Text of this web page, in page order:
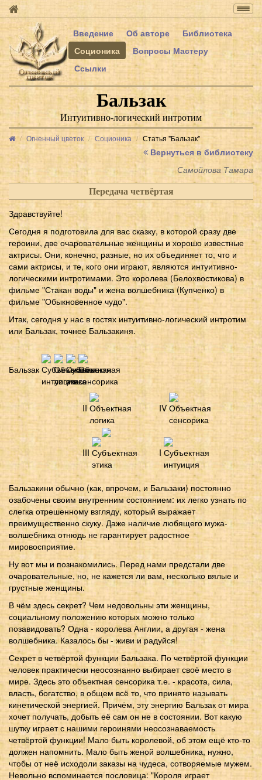
Введение
Об авторе
Библиотека
Соционика
Вопросы Мастеру
Ссылки
Бальзак
Интуитивно-логический интротим
Огненный цветок Соционика Статья "Бальзак"
Вернуться в библиотеку
Самойлова Тамара
Передача четвёртая
Здравствуйте!
Сегодня я подготовила для вас сказку, в которой сразу две
героини, две очаровательные женщины и хорошо известные
актрисы. Они, конечно, разные, но их объединяет то, что и
сами актрисы, и те, кого они играют, являются интуитивно-
логическими интротимами. Это королева (Белохвостикова) в
фильме "Стакан воды" и жена волшебника (Купченко) в
фильме "Обыкновенное чудо".
Итак, сегодня у нас в гостях интуитивно-логический интротим
или Бальзак, точнее Бальзакиня.
Бальзак
II IV
III I
Бальзакини обычно (как, впрочем, и Бальзаки) постоянно
озабочены своим внутренним состоянием: их легко узнать по
слегка отрешенному взгляду, который выражает
преимущественно скуку. Даже наличие любящего мужа-
волшебника отнюдь не гарантирует радостное
мировосприятие.
Ну вот мы и познакомились. Перед нами предстали две
очаровательные, но, не кажется ли вам, несколько вялые и
грустные женщины.
В чём здесь секрет? Чем недовольны эти женщины,
социальному положению которых можно только
позавидовать? Одна - королева Англии, а другая - жена
волшебника. Казалось бы - живи и радуйся!
Секрет в четвёртой функции Бальзака. По четвёртой функции
человек практически неосознанно выбирает своё место в
мире. Здесь это объектная сенсорика т.е. - красота, сила,
власть, богатство, в общем всё то, что принято называть
кинетической энергией. Причём, эту энергию Бальзак от мира
хочет получать, добыть её сам он не в состоянии. Вот какую
шутку играет с нашими героинями неосознаваемость
четвёртой функции! Мало быть королевой, об этом ещё кто-то
должен напомнить. Мало быть женой волшебника, нужно,
чтобы от неё исходоли заказы на чудеса, сотворяемые мужем.
Невольно вспоминается пословица: "Короля играет